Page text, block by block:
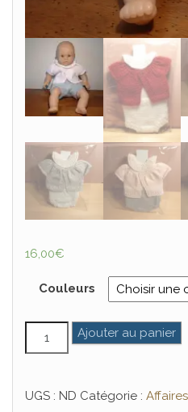
16,00€
Couleurs
quantité de Ensemble
Ajouter au panier
UGS : ND Catégorie :